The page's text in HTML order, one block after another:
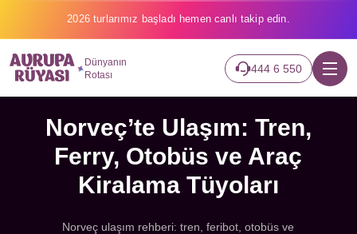
2026 turlarımız başladı hemen canlı takip edin.
Dünyanın
Rotası
444 6 550
Norveç’te Ulaşım: Tren,
Ferry, Otobüs ve Araç
Kiralama Tüyoları
Norveç ulaşım rehberi: tren, feribot, otobüs ve